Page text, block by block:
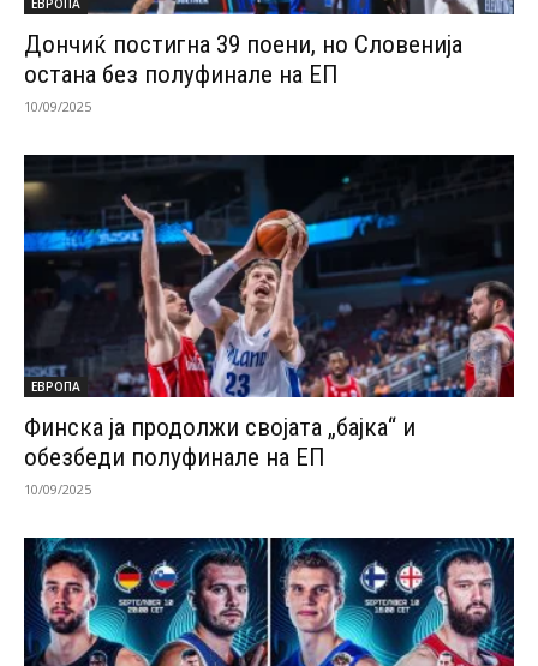
ЕВРОПА
Дончиќ постигна 39 поени, но Словенија
остана без полуфинале на ЕП
10/09/2025
ЕВРОПА
Финска ја продолжи својата „бајка“ и
обезбеди полуфинале на ЕП
10/09/2025